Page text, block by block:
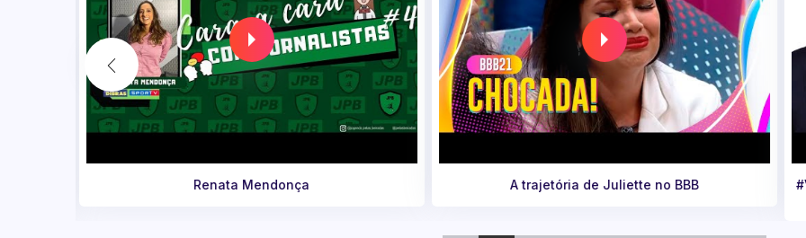
A trajetória de Juliette no BBB
#VemPraConsciência recebe o escritor, consultor e